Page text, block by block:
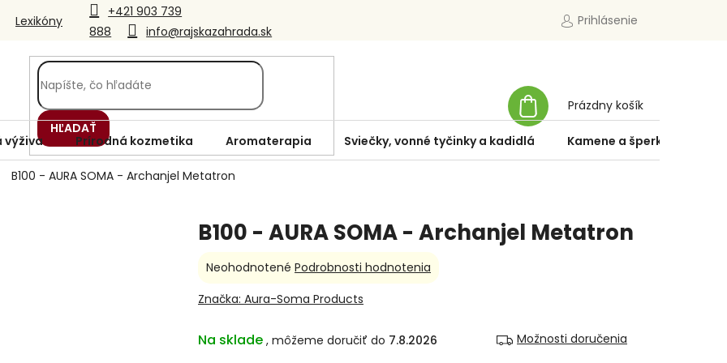
+421 903 739
888
info@rajskazahrada.sk
Lexikóny Prihlásenie
HĽADAŤ
KOŠÍK
Prázdny košík
výživa Prírodná kozmetika Aromaterapia Sviečky, vonné tyčinky a kadidlá Kamene a šperky
B100 - AURA SOMA - Archanjel Metatron
B100 - AURA SOMA - Archanjel Metatron
Na sklade 7.8.2026 Možnosti doručenia
Priemerné
produktu
z
Neohodnotené Podrobnosti hodnotenia
Značka: Aura-Soma Products